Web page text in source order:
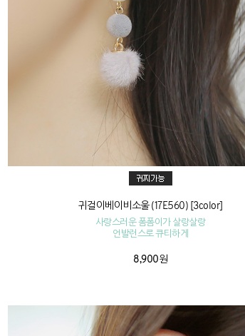
귀걸이베이비소울 (17E560) [3color]
사랑스러운 폼폼이가 살랑살랑
언발런스로 큐티하게
8,900원